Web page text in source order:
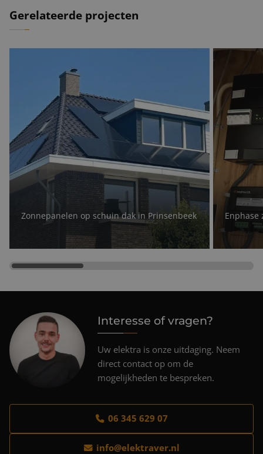
Gerelateerde projecten
Zonnepanelen op schuin dak in Prinsenbeek Enphase
Interesse of vragen?
Uw elektra is onze uitdaging. Neem
direct contact op om de
mogelijkheden te bespreken.
06 345 629 07
info@elektraver.nl